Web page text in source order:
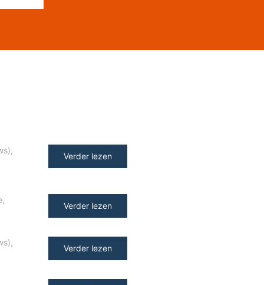
,
Verder lezen
,
Verder lezen
,
Verder lezen